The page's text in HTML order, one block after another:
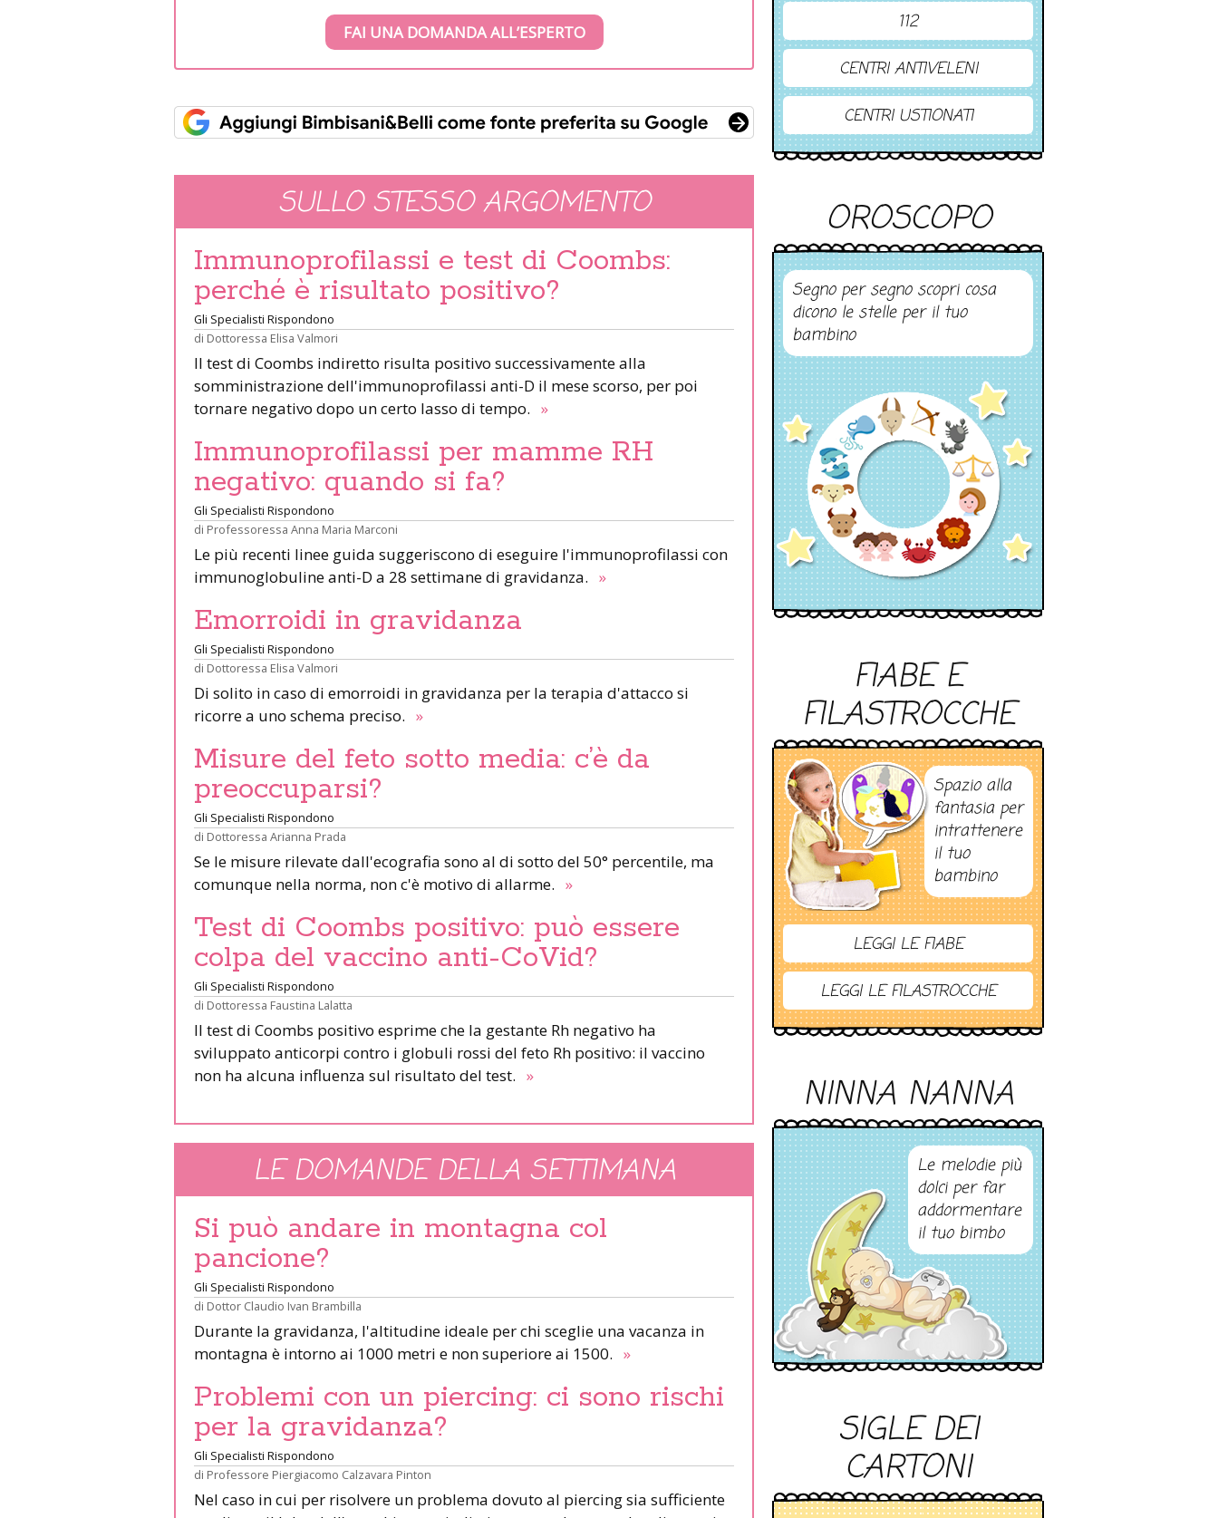
FAI UNA DOMANDA ALL’ESPERTO
SULLO STESSO ARGOMENTO
Immunoprofilassi e test di Coombs:
perché è risultato positivo?
Gli Specialisti Rispondono
di Dottoressa Elisa Valmori
Il test di Coombs indiretto risulta positivo successivamente alla
somministrazione dell'immunoprofilassi anti-D il mese scorso, per poi
tornare negativo dopo un certo lasso di tempo. »
Immunoprofilassi per mamme RH
negativo: quando si fa?
Gli Specialisti Rispondono
di Professoressa Anna Maria Marconi
Le più recenti linee guida suggeriscono di eseguire l'immunoprofilassi con
immunoglobuline anti-D a 28 settimane di gravidanza. »
Emorroidi in gravidanza
Gli Specialisti Rispondono
di Dottoressa Elisa Valmori
Di solito in caso di emorroidi in gravidanza per la terapia d'attacco si
ricorre a uno schema preciso. »
Misure del feto sotto media: c’è da
preoccuparsi?
Gli Specialisti Rispondono
di Dottoressa Arianna Prada
Se le misure rilevate dall'ecografia sono al di sotto del 50° percentile, ma
comunque nella norma, non c'è motivo di allarme. »
Test di Coombs positivo: può essere
colpa del vaccino anti-CoVid?
Gli Specialisti Rispondono
di Dottoressa Faustina Lalatta
Il test di Coombs positivo esprime che la gestante Rh negativo ha
sviluppato anticorpi contro i globuli rossi del feto Rh positivo: il vaccino
non ha alcuna influenza sul risultato del test. »
LE DOMANDE DELLA SETTIMANA
Si può andare in montagna col
pancione?
Gli Specialisti Rispondono
di Dottor Claudio Ivan Brambilla
Durante la gravidanza, l'altitudine ideale per chi sceglie una vacanza in
montagna è intorno ai 1000 metri e non superiore ai 1500. »
Problemi con un piercing: ci sono rischi
per la gravidanza?
Gli Specialisti Rispondono
di Professore Piergiacomo Calzavara Pinton
Nel caso in cui per risolvere un problema dovuto al piercing sia sufficiente
112
CENTRI ANTIVELENI
CENTRI USTIONATI
OROSCOPO
Segno per segno scopri cosa
dicono le stelle per il tuo
bambino
FIABE E
FILASTROCCHE
Spazio alla
fantasia per
intrattenere
il tuo
bambino
LEGGI LE FIABE
LEGGI LE FILASTROCCHE
NINNA NANNA
Le melodie più
dolci per far
addormentare
il tuo bimbo
SIGLE DEI
CARTONI